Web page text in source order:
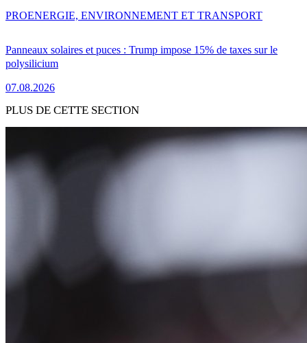
Panneaux solaires et puces : Trump impose 15% de taxes sur le
polysilicium
07.08.2026
PROENERGIE, ENVIRONNEMENT ET TRANSPORT
PLUS DE CETTE SECTION